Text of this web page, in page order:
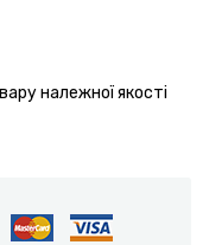
належної якості